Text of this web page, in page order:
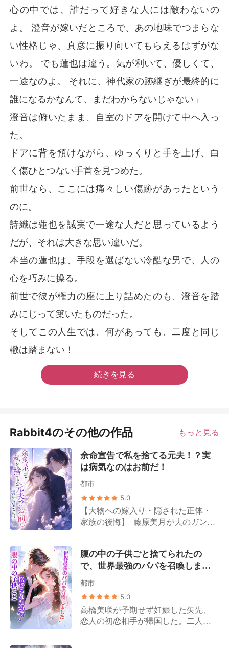
心の中では、誰だって好きな人には敵わないの
よ。 澄音が嫁いだところで、あの地味でつまらな
い性格じゃ、真彦に振り向いてもらえるはずがな
いわ。 でも蓮也は違う。気が利いて、優しくて、
一途なのよ。 それに、神代家の跡継ぎが最終的に
誰になるかなんて、まだわからないじゃない」
澄音は俯いたまま、自室のドアを開けて中へ入っ
た。
ドアに背を預けながら、ゆっくりと手を上げ、白
く傷ひとつない手首を見つめた。
前世なら、ここには痛々しい傷跡があったという
のに。
詩織は蓮也を誠実で一途な人だと思っているよう
だが、それは大きな思い違いだ。
本当の蓮也は、手段を選ばない冷酷な男で、人の
心を巧みに操る。
前世で彼が権力の座に上り詰めたのも、澄音を踏
みにじって築いたものだった。
そしてこの人生では、何があっても、二度と同じ
轍は踏まない！
続きを見る
Rabbit4のその他の作品 もっと見る
余命宣告で私を捨てる元夫！？実
は病気なのはお前だ！
都市
5.0
【大物への嫁入り・隠された正体・
家族の後悔】 藤原美月が夫のガン検
は皆、ガンを患っているのは藤原美
月の方だと誤解していた。 姑は露骨
に嫌悪感を示し、「もうすぐ死ぬ人
間が、お金を無駄遣いするんじゃな
いよ」と言い放つ。 夫は一枚の離婚
協議書を取り出し、「美咲が俺の子
を身ごもった。離婚しよう！」と告
腹の中の子供ごと捨てられたの
で、世界最強のパパを召喚しまし
た。
都市
5.0
高橋美咲が予期せず妊娠した矢先、
恋人の初恋相手が帰国した。二人が